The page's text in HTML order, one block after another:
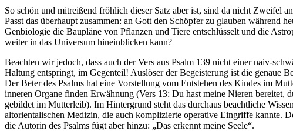
So schön und mitreißend fröhlich dieser Satz aber ist, sind da nicht Zweifel
Passt das überhaupt zusammen: an Gott den Schöpfer zu glauben während
Genbiologie die Baupläne von Pflanzen und Tiere entschlüsselt und die
weiter in das Universum hineinblicken kann?
Beachten wir jedoch, dass auch der Vers aus Psalm 139 nicht einer naiv-
Haltung entspringt, im Gegenteil! Auslöser der Begeisterung ist die genaue
Der Beter des Psalms hat eine Vorstellung vom Entstehen des Kindes im
inneren Organe finden Erwähnung (Vers 13: Du hast meine Nieren bereitet,
gebildet im Mutterleib). Im Hintergrund steht das durchaus beachtliche
altorientalischen Medizin, die auch komplizierte operative Eingriffe kannte.
die Autorin des Psalms fügt aber hinzu: „Das erkennt meine Seele“.